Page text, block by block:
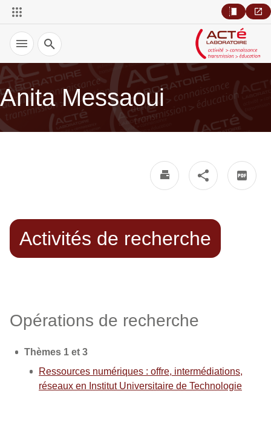
Recherche
Anita Messaoui
Activités de recherche
Opérations de recherche
Thèmes 1 et 3
Ressources numériques : offre, intermédiations,
réseaux en Institut Universitaire de Technologie